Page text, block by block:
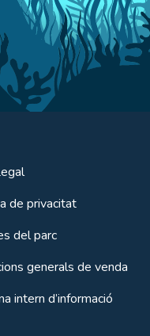
de privacitat
del parc
generals de venda
intern d’informació